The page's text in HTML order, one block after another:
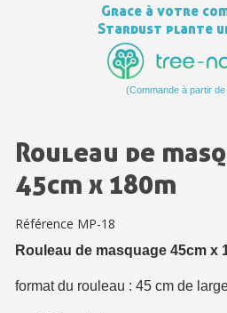
Votre devis en ligne en
Partagez vos créations et
Gagnez des points de fidélité
Réduction de 5€ sur la
Grace à votre
Stardust plante
(Commande à partir de
Rouleau de
45cm x 180m
Référence MP-18
Rouleau de masquage 45cm x
format du rouleau : 45 cm de